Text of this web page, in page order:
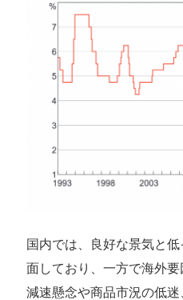
国内では、良好な景気と
面しており、一方で海外
減速懸念や商品市況の低